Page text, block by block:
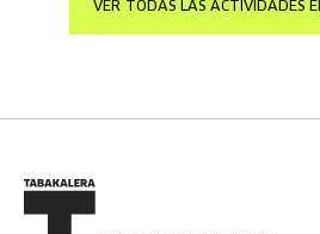
VER TODAS LAS ACTIVIDADES